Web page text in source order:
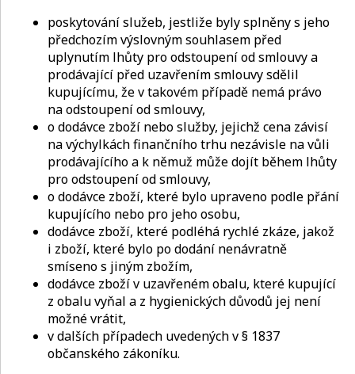
poskytování služeb, jestliže byly splněny s jeho
předchozím výslovným souhlasem před
uplynutím lhůty pro odstoupení od smlouvy a
prodávající před uzavřením smlouvy sdělil
kupujícímu, že v takovém případě nemá právo
na odstoupení od smlouvy,
o dodávce zboží nebo služby, jejichž cena závisí
na výchylkách finančního trhu nezávisle na vůli
prodávajícího a k němuž může dojít během lhůty
pro odstoupení od smlouvy,
o dodávce zboží, které bylo upraveno podle přání
kupujícího nebo pro jeho osobu,
dodávce zboží, které podléhá rychlé zkáze, jakož
i zboží, které bylo po dodání nenávratně
smíseno s jiným zbožím,
dodávce zboží v uzavřeném obalu, které kupující
z obalu vyňal a z hygienických důvodů jej není
možné vrátit,
v dalších případech uvedených v § 1837
občanského zákoníku.